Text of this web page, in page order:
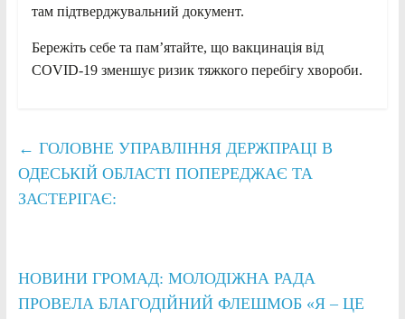
там підтверджувальний документ.
Бережіть себе та пам’ятайте, що вакцинація від
COVID-19 зменшує ризик тяжкого перебігу хвороби.
← ГОЛОВНЕ УПРАВЛІННЯ ДЕРЖПРАЦІ В
ОДЕСЬКІЙ ОБЛАСТІ ПОПЕРЕДЖАЄ ТА
ЗАСТЕРІГАЄ:
НОВИНИ ГРОМАД: МОЛОДІЖНА РАДА
ПРОВЕЛА БЛАГОДІЙНИЙ ФЛЕШМОБ «Я – ЦЕ